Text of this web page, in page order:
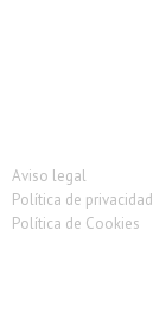
Aviso legal
Política de privacidad
Política de Cookies